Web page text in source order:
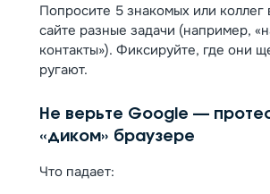
Попросите 5 знакомых или коллег
сайте разные задачи (например,
контакты»). Фиксируйте, где они
ругают.
Не верьте Google —
«диком» браузере
Что падает: